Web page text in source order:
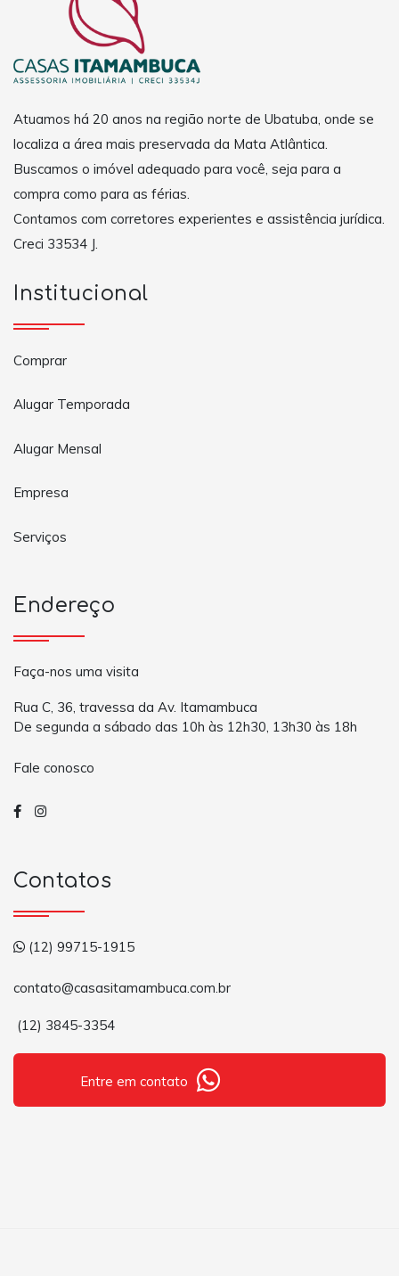
Atuamos há 20 anos na região norte de Ubatuba, onde se
localiza a área mais preservada da Mata Atlântica.
Buscamos o imóvel adequado para você, seja para a
compra como para as férias.
Contamos com corretores experientes e assistência jurídica.
Creci 33534 J.
Institucional
Comprar
Alugar Temporada
Alugar Mensal
Empresa
Serviços
Endereço
Faça-nos uma visita
Rua C, 36, travessa da Av. Itamambuca
De segunda a sábado das 10h às 12h30, 13h30 às 18h
Fale conosco
Contatos
(12) 99715-1915
contato@casasitamambuca.com.br
(12) 3845-3354
Entre em contato